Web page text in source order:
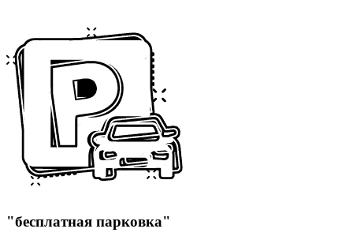
"бесплатная парковка"